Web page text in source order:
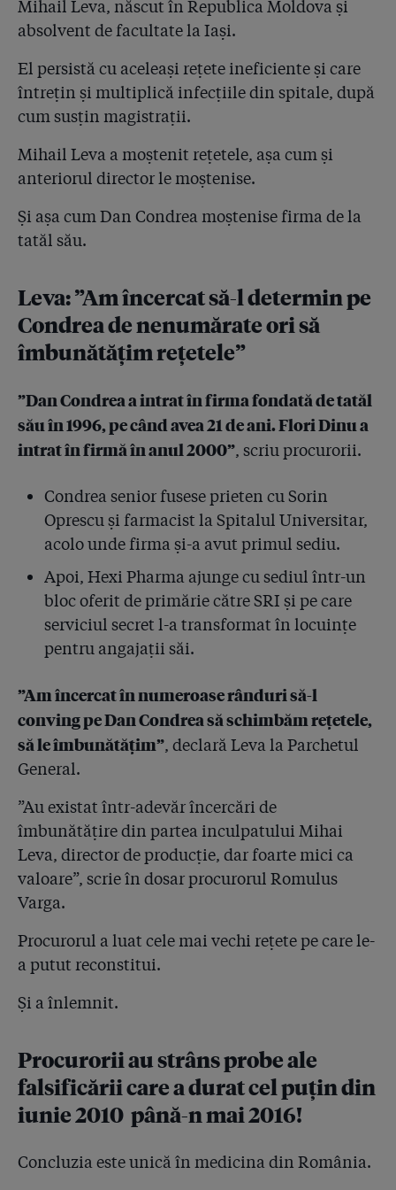
40 de județe
Rechizitoriul Parchetului General: ”39 din 41 de
biocide Hexi Pharma au fost ineficiente”!
Urmarea presiunii publicului și a presei pe Sănătate:
Ziarul Financiar scrie că salariile medicilor s-au mărit
cu 80% în anul de după Colectiv!
4.50
132 de spitale publice și private se declară înșelate în
procesul Hexi Pharma! Dar nu spitalul SRI!
nu a dat în judecată Hexi Pharma!
4.52
Colectiv: ce s-a schimbat când spunem că nu s-a
schimbat nimic
4.53
Mâine începe procesul: 132 de spitale contra Hexi
4.54
Lovitură după ce dosarul Hexi a devenit public: 5
falsificați și ineficienți. Au picat chiar și testele de la
laboratorul lui Condrea!
Procurorii au găsit e-mailuri în care fabrica Hexi îl
Suprasept bacteria Pseudomonas, pe care
dezinfectantul ar fi trebuit s-o omoare în spitale!
Răbufnire în dosarul Hexi Pharma! Directorul din
fabrică acuză complicitatea spitalelor: ”Dacă
dezinfectanții noștri că ziceau că miroseau prea tare!”
Condrea i-a spus de 18 ori avocatului că se sinucide,
i-a lăsat soției banii și firmele, anunțând-o că ”mai
bine mor”, dar autoritățile care-l urmăreau nu i-au
4.58
Ce scrie pe hârtia găsită pe biroul lui Condrea după
moarte? ”Nu plătim impozitele!” și indicații despre ”
teste ineficiente”. De ce i-au scăpat procurorii pe
șefii laboratorului Unilab deși aceștia i-au mințit?!
recunoscut în fața procurorilor: "Am făcut teste
experimentale”! Pe milioane de români din spitale!
4.60
Medicii izbucnesc după dezvăluirile din dosarul penal
Hexi Pharma: ”A fost un experiment criminal”, ”Odios
4.61
Agenția de presă a Rusiei dezinformează în cazul
Hexi Pharma exact cu argumentele mogulilor sănătății
din România!
procurori cum se încurajau între ei că-i ajută
Mihail Leva, născut în Republica Moldova și
absolvent de facultate la Iași.
El persistă cu aceleași rețete ineficiente și care
întrețin și multiplică infecțiile din spitale, după
cum susțin magistrații.
Mihail Leva a moștenit rețetele, așa cum și
anteriorul director le moștenise.
Și așa cum Dan Condrea moștenise firma de la
tatăl său.
Leva: ”Am încercat să-l determin pe
Condrea de nenumărate ori să
îmbunătățim rețetele”
”Dan Condrea a intrat în firma fondată de tatăl
său în 1996, pe când avea 21 de ani. Flori Dinu a
intrat în firmă în anul 2000”, scriu procurorii.
Condrea senior fusese prieten cu Sorin
Oprescu și farmacist la Spitalul Universitar,
acolo unde firma și-a avut primul sediu.
Apoi, Hexi Pharma ajunge cu sediul într-un
bloc oferit de primărie către SRI și pe care
serviciul secret l-a transformat în locuințe
pentru angajații săi.
”Am încercat în numeroase rânduri să-l
conving pe Dan Condrea să schimbăm rețetele,
să le îmbunătățim”, declară Leva la Parchetul
General.
”Au existat într-adevăr încercări de
îmbunătățire din partea inculpatului Mihai
Leva, director de producție, dar foarte mici ca
valoare”, scrie în dosar procurorul Romulus
Varga.
Procurorul a luat cele mai vechi rețete pe care le-
a putut reconstitui.
Și a înlemnit.
Procurorii au strâns probe ale
falsificării care a durat cel puțin din
iunie 2010 până-n mai 2016!
Concluzia este unică în medicina din România.